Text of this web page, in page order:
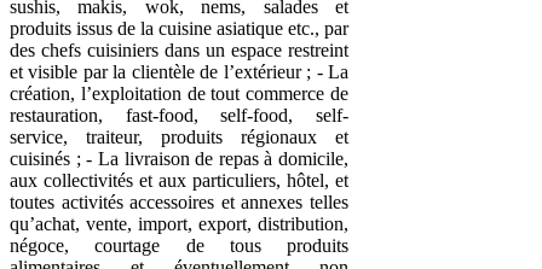
sushis, makis, wok, nems, salades et
produits issus de la cuisine asiatique etc., par
des chefs cuisiniers dans un espace restreint
et visible par la clientèle de l’extérieur ; - La
création, l’exploitation de tout commerce de
restauration, fast-food, self-food, self-
service, traiteur, produits régionaux et
cuisinés ; - La livraison de repas à domicile,
aux collectivités et aux particuliers, hôtel, et
toutes activités accessoires et annexes telles
qu’achat, vente, import, export, distribution,
négoce, courtage de tous produits